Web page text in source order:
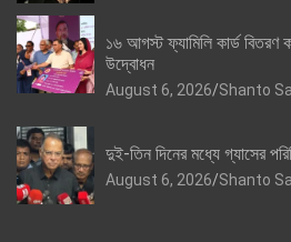
১৬ আগস্ট ফ্যামিলি কার্ড বিতরণ
উদ্বোধন
August 6, 2026 Shanto
দুই-তিন দিনের মধ্যে গ্যাসের
August 6, 2026 Shanto